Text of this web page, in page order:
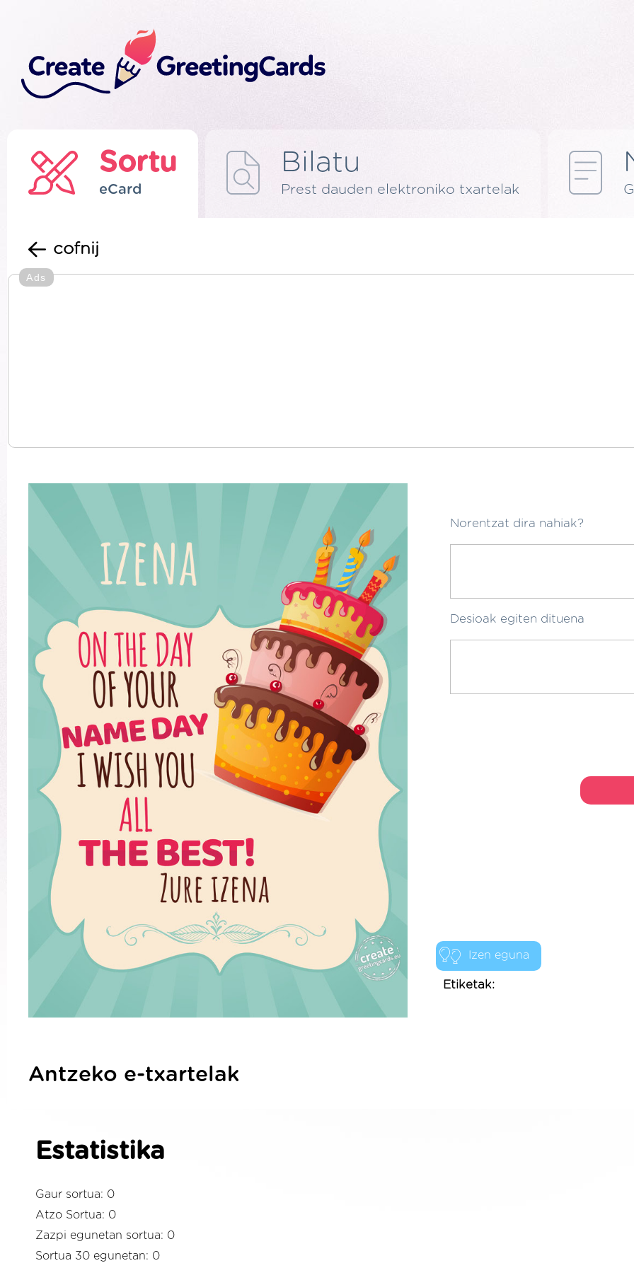
Sortu
eCard
Bilatu
Prest dauden elektroniko txartelak
cofnij
Ads
Norentzat dira nahiak?
Desioak egiten dituena
Izen eguna
Etiketak:
Antzeko e-txartelak
Estatistika
Gaur sortua: 0
Atzo Sortua: 0
Zazpi egunetan sortua: 0
Sortua 30 egunetan: 0